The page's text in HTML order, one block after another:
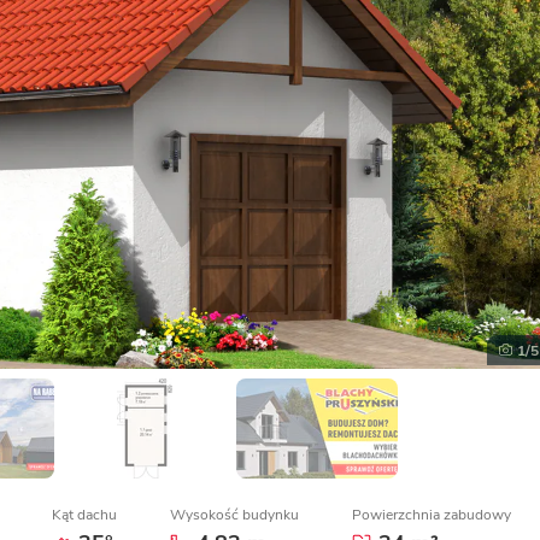
1/5
Kąt dachu Wysokość budynku Powierzchnia zabudowy